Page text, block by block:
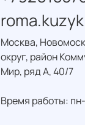
Москва,
округ, район
Мир, ряд А, 40/7
Время работы: